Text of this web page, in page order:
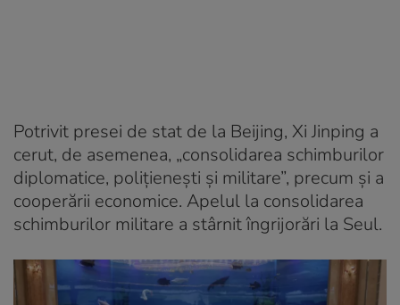
Potrivit presei de stat de la Beijing, Xi Jinping a
cerut, de asemenea, „consolidarea schimburilor
diplomatice, polițienești și militare”, precum și a
cooperării economice. Apelul la consolidarea
schimburilor militare a stârnit îngrijorări la Seul.